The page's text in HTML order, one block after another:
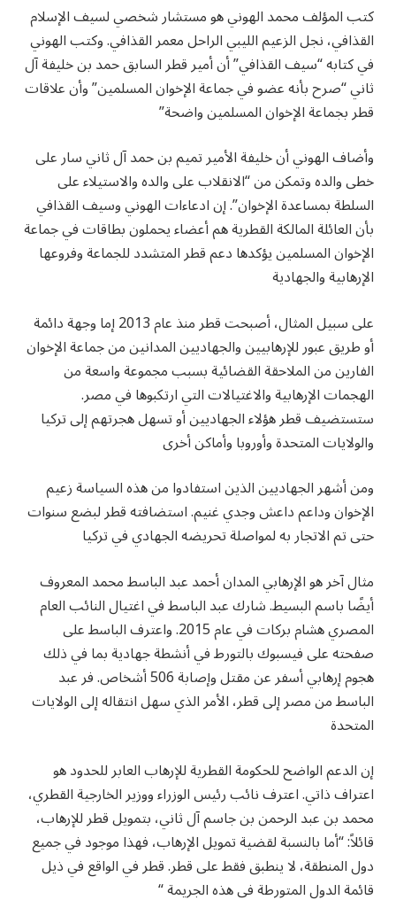
كتب المؤلف محمد الهوني هو مستشار شخصي لسيف الإسلام
القذافي، نجل الزعيم الليبي الراحل معمر القذافي. وكتب الهوني
في كتابه “سيف القذافي” أن أمير قطر السابق حمد بن خليفة آل
ثاني “صرح بأنه عضو في جماعة الإخوان المسلمين” وأن علاقات
قطر بجماعة الإخوان المسلمين واضحة”
وأضاف الهوني أن خليفة الأمير تميم بن حمد آل ثاني سار على
خطى والده وتمكن من “الانقلاب على والده والاستيلاء على
السلطة بمساعدة الإخوان”. إن ادعاءات الهوني وسيف القذافي
بأن العائلة المالكة القطرية هم أعضاء يحملون بطاقات في جماعة
الإخوان المسلمين يؤكدها دعم قطر المتشدد للجماعة وفروعها
الإرهابية والجهادية
على سبيل المثال، أصبحت قطر منذ عام 2013 إما وجهة دائمة
أو طريق عبور للإرهابيين والجهاديين المدانين من جماعة الإخوان
الفارين من الملاحقة القضائية بسبب مجموعة واسعة من
الهجمات الإرهابية والاغتيالات التي ارتكبوها في مصر.
ستستضيف قطر هؤلاء الجهاديين أو تسهل هجرتهم إلى تركيا
والولايات المتحدة وأوروبا وأماكن أخرى
ومن أشهر الجهاديين الذين استفادوا من هذه السياسة زعيم
الإخوان وداعم داعش وجدي غنيم. استضافته قطر لبضع سنوات
حتى تم الاتجار به لمواصلة تحريضه الجهادي في تركيا
مثال آخر هو الإرهابي المدان أحمد عبد الباسط محمد المعروف
أيضًا باسم البسيط. شارك عبد الباسط في اغتيال النائب العام
المصري هشام بركات في عام 2015. واعترف الباسط على
صفحته على فيسبوك بالتورط في أنشطة جهادية بما في ذلك
هجوم إرهابي أسفر عن مقتل وإصابة 506 أشخاص. فر عبد
الباسط من مصر إلى قطر، الأمر الذي سهل انتقاله إلى الولايات
المتحدة
إن الدعم الواضح للحكومة القطرية للإرهاب العابر للحدود هو
اعتراف ذاتي. اعترف نائب رئيس الوزراء ووزير الخارجية القطري،
محمد بن عبد الرحمن بن جاسم آل ثاني، بتمويل قطر للإرهاب،
قائلاً: “أما بالنسبة لقضية تمويل الإرهاب، فهذا موجود في جميع
دول المنطقة، لا ينطبق فقط على قطر. قطر في الواقع في ذيل
قائمة الدول المتورطة في هذه الجريمة “